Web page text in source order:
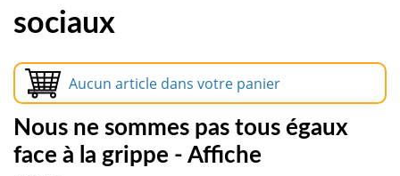
sociaux
Aucun article dans votre panier
Nous ne sommes pas tous égaux
face à la grippe - Affiche